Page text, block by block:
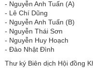
​​​​​​- Nguyễn Anh Tuấn (A)
- Lê Chí Dũng
- Nguyễn Anh Tuấn (B)
- Nguyễn Thái Sơn
- Nguyễn Huy Hoạch
- Đào Nhật Đình
Thư ký Biên dịch Hội đồng